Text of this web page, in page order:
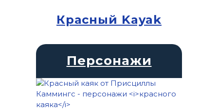
Красный Kayak
Персонажи